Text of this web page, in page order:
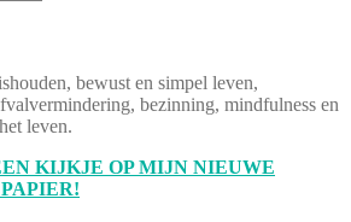
bewust en simpel leven,
bezinning, mindfulness en
leven.
KIJKJE OP MIJN NIEUWE